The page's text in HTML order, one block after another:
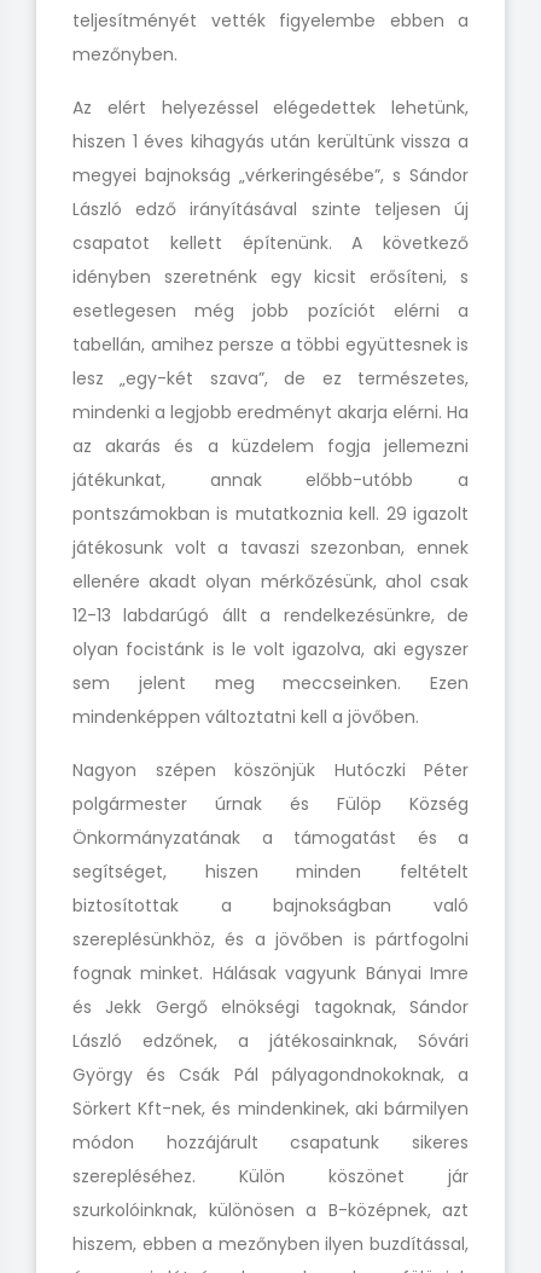
teljesítményét vették figyelembe ebben a
mezőnyben.
Az elért helyezéssel elégedettek lehetünk,
hiszen 1 éves kihagyás után kerültünk vissza a
megyei bajnokság „vérkeringésébe”, s Sándor
László edző irányításával szinte teljesen új
csapatot kellett építenünk. A következő
idényben szeretnénk egy kicsit erősíteni, s
esetlegesen még jobb pozíciót elérni a
tabellán, amihez persze a többi együttesnek is
lesz „egy-két szava”, de ez természetes,
mindenki a legjobb eredményt akarja elérni. Ha
az akarás és a küzdelem fogja jellemezni
játékunkat, annak előbb-utóbb a
pontszámokban is mutatkoznia kell. 29 igazolt
játékosunk volt a tavaszi szezonban, ennek
ellenére akadt olyan mérkőzésünk, ahol csak
12-13 labdarúgó állt a rendelkezésünkre, de
olyan focistánk is le volt igazolva, aki egyszer
sem jelent meg meccseinken. Ezen
mindenképpen változtatni kell a jövőben.
Nagyon szépen köszönjük Hutóczki Péter
polgármester úrnak és Fülöp Község
Önkormányzatának a támogatást és a
segítséget, hiszen minden feltételt
biztosítottak a bajnokságban való
szereplésünkhöz, és a jövőben is pártfogolni
fognak minket. Hálásak vagyunk Bányai Imre
és Jekk Gergő elnökségi tagoknak, Sándor
László edzőnek, a játékosainknak, Sóvári
György és Csák Pál pályagondnokoknak, a
Sörkert Kft-nek, és mindenkinek, aki bármilyen
módon hozzájárult csapatunk sikeres
szerepléséhez. Külön köszönet jár
szurkolóinknak, különösen a B-középnek, azt
hiszem, ebben a mezőnyben ilyen buzdítással,